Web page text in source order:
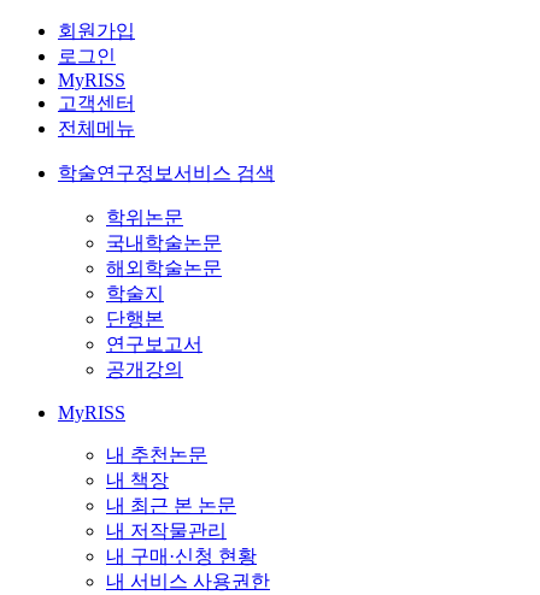
회원가입
로그인
MyRISS
고객센터
전체메뉴
학술연구정보서비스 검색
학위논문
국내학술논문
해외학술논문
학술지
단행본
연구보고서
공개강의
MyRISS
내 추천논문
내 책장
내 최근 본 논문
내 저작물관리
내 구매·신청 현황
내 서비스 사용권한